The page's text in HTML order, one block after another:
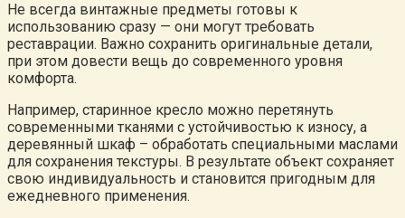
Не всегда винтажные предметы готовы к
использованию сразу — они могут требовать
реставрации. Важно сохранить оригинальные детали,
при этом довести вещь до современного уровня
комфорта.
Например, старинное кресло можно перетянуть
современными тканями с устойчивостью к износу, а
деревянный шкаф – обработать специальными маслами
для сохранения текстуры. В результате объект сохраняет
свою индивидуальность и становится пригодным для
ежедневного применения.